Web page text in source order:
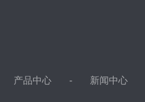
产品中心 新闻中心